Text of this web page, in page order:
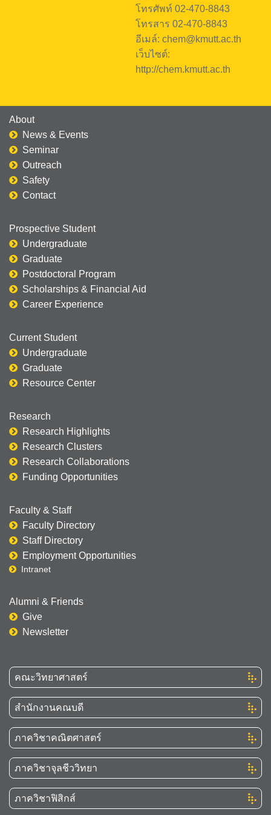
โทรศัพท์ 02-470-8843
โทรสาร 02-470-8843
อีเมล์: chem@kmutt.ac.th
เว็บไซต์:
http://chem.kmutt.ac.th
About
News & Events
Seminar
Outreach
Safety
Contact
Prospective Student
Undergraduate
Graduate
Postdoctoral Program
Scholarships & Financial Aid
Career Experience
Current Student
Undergraduate
Graduate
Resource Center
Research
Research Highlights
Research Clusters
Research Collaborations
Funding Opportunities
Faculty & Staff
Faculty Directory
Staff Directory
Employment Opportunities
Intranet
Alumni & Friends
Give
Newsletter
คณะวิทยาศาสตร์
สำนักงานคณบดี
ภาควิชาคณิตศาสตร์
ภาควิชาจุลชีววิทยา
ภาควิชาฟิสิกส์